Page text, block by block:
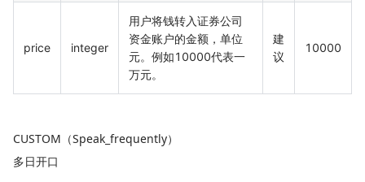
price integer
用户将钱转入证券公司
资金账户的金额，单位
元。例如10000代表一
万元。
建
议
10000
CUSTOM（Speak_frequently）
多日开口